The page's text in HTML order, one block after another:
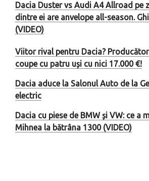
Dacia Duster vs Audi A4 Allroad pe
dintre ei are anvelope all-season.
(VIDEO)
Viitor rival pentru Dacia?
coupe cu patru uși cu nici 17.000 €!
Dacia aduce la Salonul Auto de la
electric
Dacia cu piese de BMW și VW: ce a
Mihnea la bătrâna 1300 (VIDEO)